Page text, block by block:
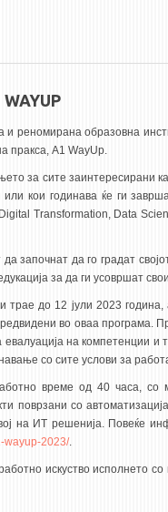
и реномирана образовна
пракса, A1 WayUp.
за сите заинтересирани
кои годинава ќе ги
Transformation, Data
започнат да го градат
за да ги усовршат
до 12 јули 2023
во оваа програма.
на компетенции и
со сите услови за
време од 40 часа, со
поврзани со
на ИТ решенија. Повеќе
wayup-2023/.
искуство исполнето